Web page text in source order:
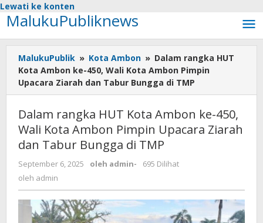
Lewati ke konten
MalukuPubliknews
MalukuPublik » Kota Ambon » Dalam rangka HUT
Kota Ambon ke-450, Wali Kota Ambon Pimpin
Upacara Ziarah dan Tabur Bungga di TMP
Dalam rangka HUT Kota Ambon ke-450,
Wali Kota Ambon Pimpin Upacara Ziarah
dan Tabur Bungga di TMP
September 6, 2025 oleh admin-
695 Dilihat
oleh admin